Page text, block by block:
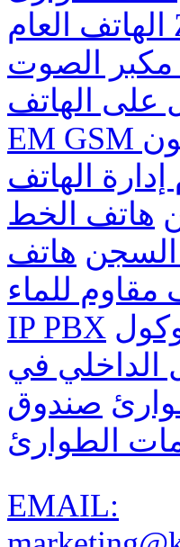
على الهاتف
الهاتف
هاتف الخط
هاتف
مقاوم للماء
IP PBX
الداخلي في
صندوق
الطوارئ
EMAIL: